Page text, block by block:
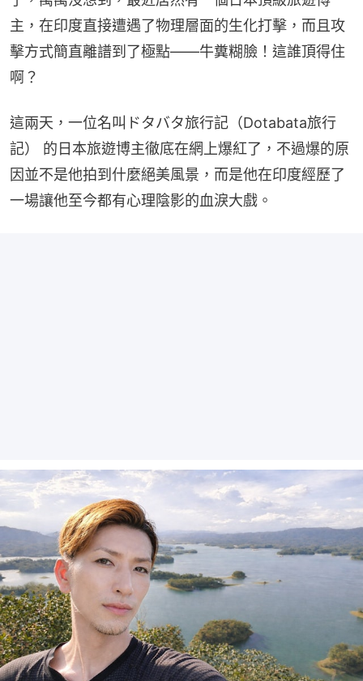
主，在印度直接遭遇了物理層面的生化打擊，而且攻
擊方式簡直離譜到了極點——牛糞糊臉！這誰頂得住
啊？
這兩天，一位名叫ドタバタ旅行記（Dotabata旅行
記） 的日本旅遊博主徹底在網上爆紅了，不過爆的原
因並不是他拍到什麼絕美風景，而是他在印度經歷了
一場讓他至今都有心理陰影的血淚大戲。